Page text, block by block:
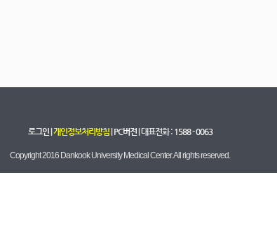
로그인| 개인정보처리방침| PC버전| 대표전화 : 1588 - 0063
Copyright 2016 Dankook University Medical Center. All rights reserved.